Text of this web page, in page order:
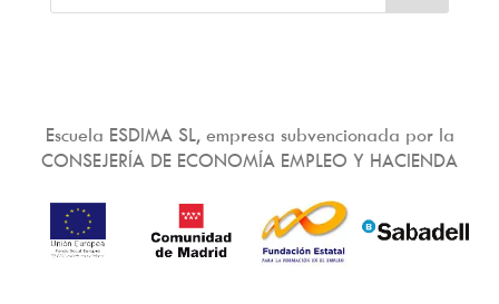
Escuela ESDIMA SL, empresa subvencionada por la
CONSEJERÍA DE ECONOMÍA EMPLEO Y HACIENDA